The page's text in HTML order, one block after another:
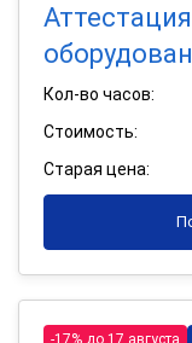
Кол-во часов:
Стоимость:
Старая цена:
-17% до 17 августа